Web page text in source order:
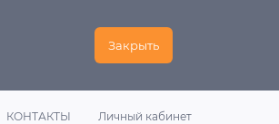
Закрыть
КОНТАКТЫ Личный кабинет